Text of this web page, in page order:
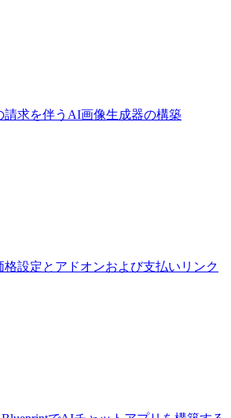
請求を伴うAI画像生成器の構築
格設定とアドオンおよび支払いリンク